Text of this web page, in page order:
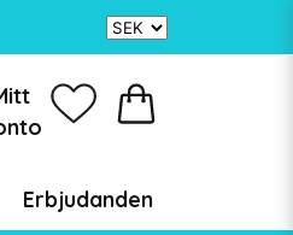
Erbjudanden